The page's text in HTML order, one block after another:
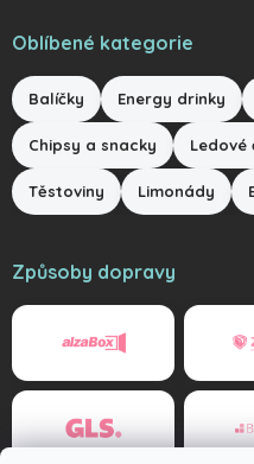
Oblíbené kategorie
Balíčky Energy drinky
Chipsy a snacky Ledové
Těstoviny Limonády
Způsoby dopravy